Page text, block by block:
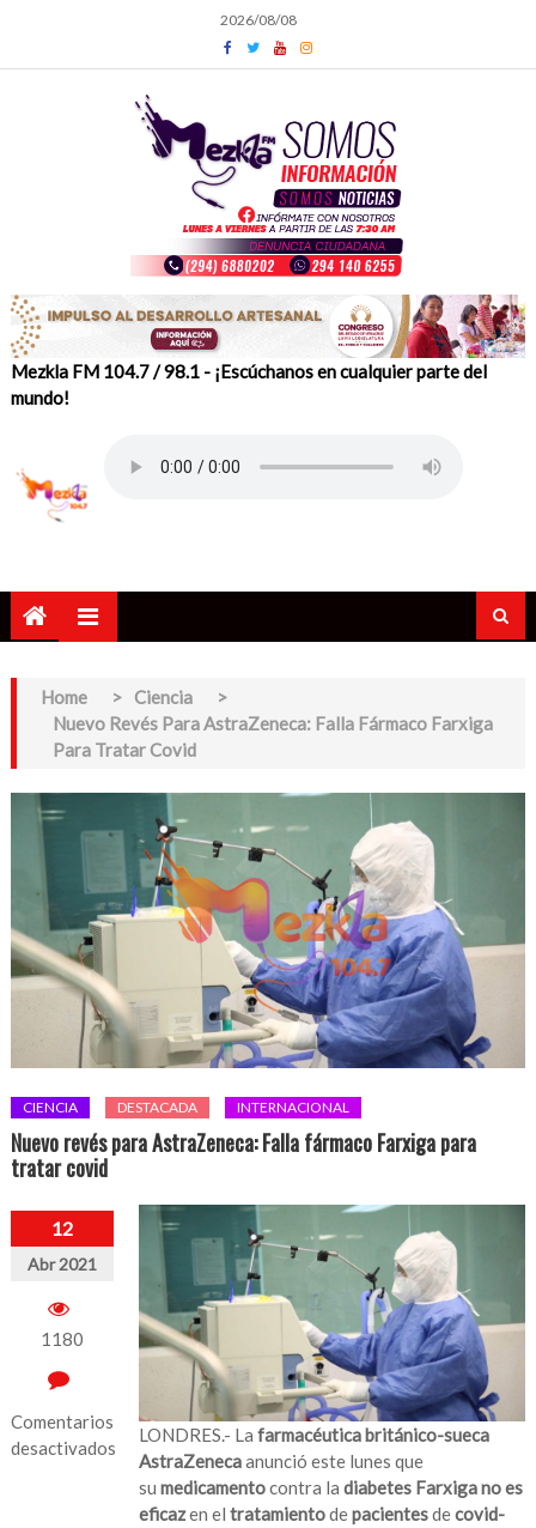
content
2026/08/08
Mezkla FM 104.7 / 98.1 - ¡Escúchanos en cualquier parte del
mundo!
Home > Ciencia
>
Nuevo Revés Para AstraZeneca: Falla Fármaco Farxiga
Para Tratar Covid
CIENCIA DESTACADA INTERNACIONAL
Nuevo revés para AstraZeneca: Falla fármaco Farxiga para
tratar covid
12
Abr 2021
1180
Comentarios
desactivados
LONDRES.- La farmacéutica británico-sueca
AstraZenecaanunció este lunes que
sumedicamentocontra ladiabetes Farxigano es
eficazen el tratamientodepacientesdecovid-